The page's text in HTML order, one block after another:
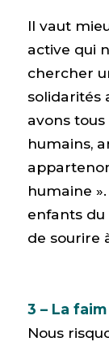
Il vaut
active qui
chercher
solidarités
avons
humains,
humaine
enfants
de sourire
3 – La
Nous